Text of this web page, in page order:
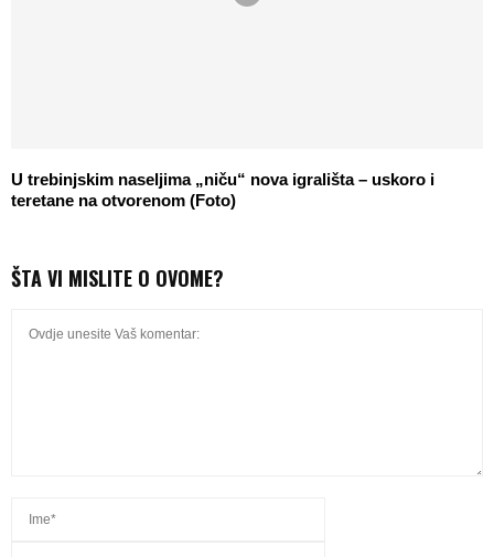
U trebinjskim naseljima „niču“ nova igrališta – uskoro i
teretane na otvorenom (Foto)
ŠTA VI MISLITE O OVOME?